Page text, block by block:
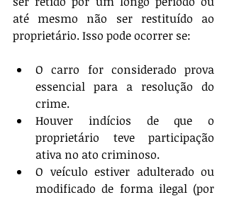
até mesmo não ser restituído ao
proprietário. Isso pode ocorrer se:
O carro for considerado prova
essencial para a resolução do
crime.
Houver indícios de que o
proprietário teve participação
ativa no ato criminoso.
O veículo estiver adulterado ou
modificado de forma ilegal (por